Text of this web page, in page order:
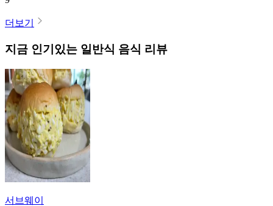
더보기
지금 인기있는 일반식 음식 리뷰
서브웨이